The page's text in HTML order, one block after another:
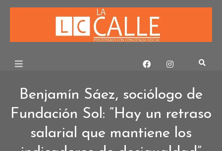
Skip
Benjamín Sáez, sociólogo de
Fundación Sol: “Hay un retraso
salarial que mantiene los